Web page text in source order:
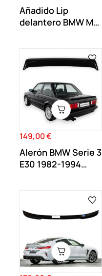
Añadido Lip
delantero BMW M2
Precio
149,00 €
Alerón BMW Serie 3
E30 1982-1994